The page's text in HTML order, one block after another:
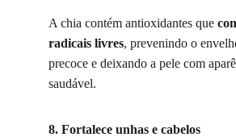
A chia contém antioxidantes que
radicais livres, prevenindo o
precoce e deixando a pele com
saudável.
8. Fortalece unhas e cabelos